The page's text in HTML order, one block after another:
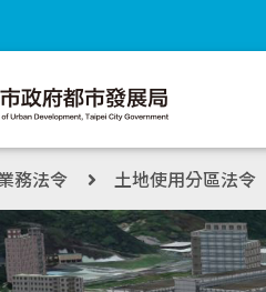
務法令 土地使用分區法令